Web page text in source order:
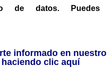
de datos. Puedes
informado en nuestro
clic aquí